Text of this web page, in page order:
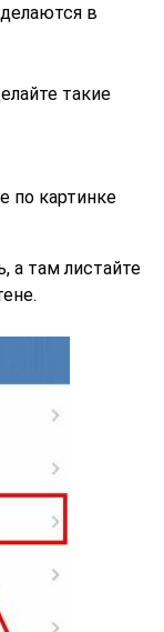
в
такие
по картинке
а там листайте